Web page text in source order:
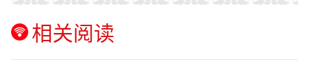
相关阅读